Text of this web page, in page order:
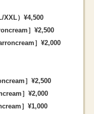
XXL）¥4,500
］¥2,500
］¥2,000
］¥2,500
］¥2,000
］¥1,000